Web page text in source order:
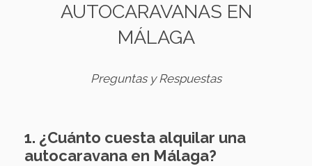
AUTOCARAVANAS EN
MÁLAGA
Preguntas y Respuestas
1. ¿Cuánto cuesta alquilar una
autocaravana en Málaga?